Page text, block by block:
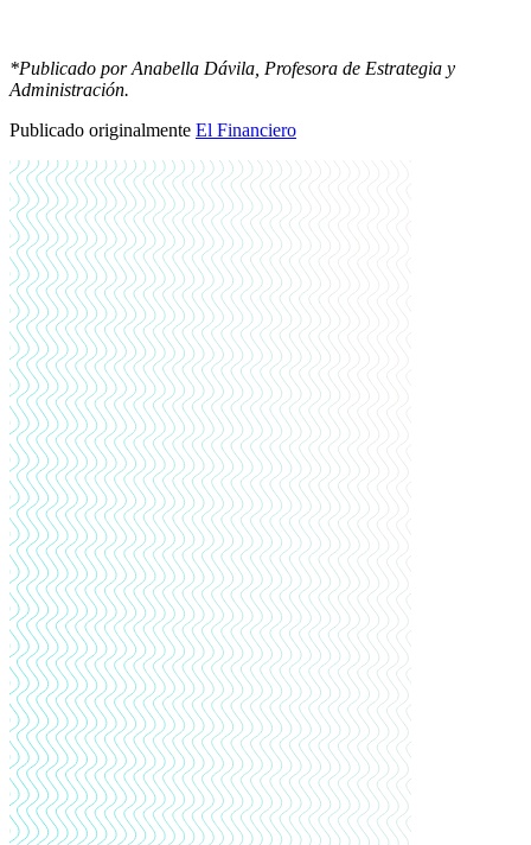
*Publicado por Anabella Dávila, Profesora de Estrategia y
Administración.
Publicado originalmente El Financiero